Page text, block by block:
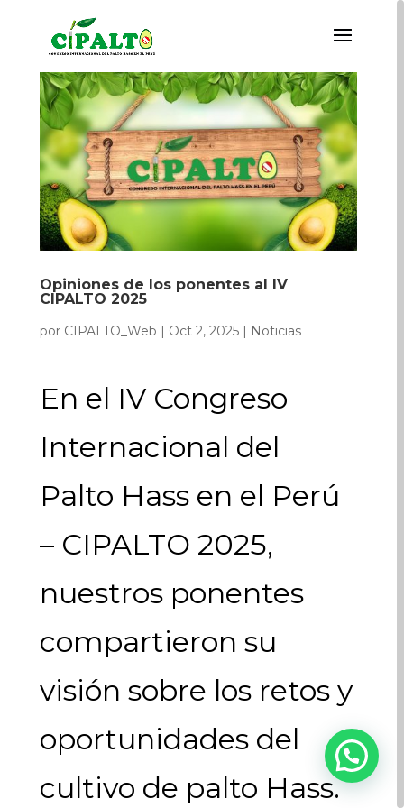
Opiniones de los ponentes al IV
CIPALTO 2025
por CIPALTO_Web | Oct 2, 2025 | Noticias
En el IV Congreso
Internacional del
Palto Hass en el Perú
– CIPALTO 2025,
nuestros ponentes
compartieron su
visión sobre los retos y
oportunidades del
cultivo de palto Hass.